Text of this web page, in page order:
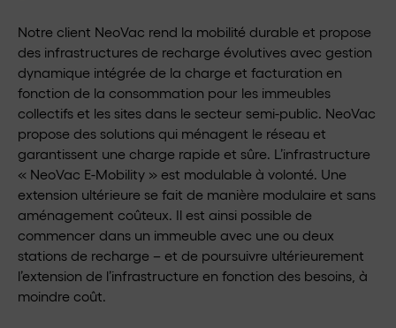
Notre client NeoVac rend la mobilité durable et propose
des infrastructures de recharge évolutives avec gestion
dynamique intégrée de la charge et facturation en
fonction de la consommation pour les immeubles
collectifs et les sites dans le secteur semi-public. NeoVac
propose des solutions qui ménagent le réseau et
garantissent une charge rapide et sûre. L’infrastructure
« NeoVac E-Mobility » est modulable à volonté. Une
extension ultérieure se fait de manière modulaire et sans
aménagement coûteux. Il est ainsi possible de
commencer dans un immeuble avec une ou deux
stations de recharge – et de poursuivre ultérieurement
l’extension de l’infrastructure en fonction des besoins, à
moindre coût.